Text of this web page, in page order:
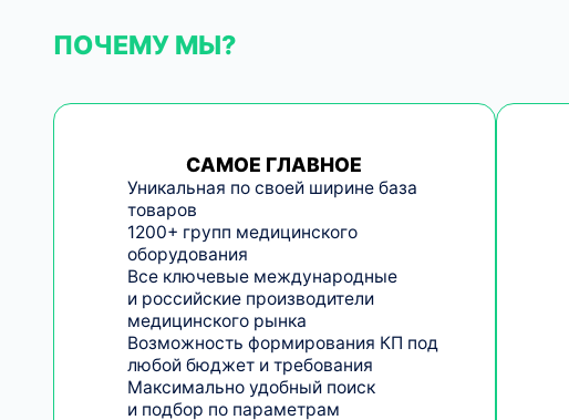
ПОЧЕМУ МЫ?
САМОЕ ГЛАВНОЕ
Уникальная по своей ширине база
товаров
1200+ групп медицинского
оборудования
Все ключевые международные
и российские производители
медицинского рынка
Возможность формирования КП под
любой бюджет и требования
Максимально удобный поиск
и подбор по параметрам